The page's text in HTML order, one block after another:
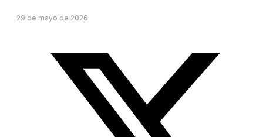
29 de mayo de 2026